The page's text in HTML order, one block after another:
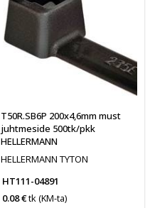
T50R.SB6P 200x4,6mm must
juhtmeside 500tk/pkk
HELLERMANN
HELLERMANN TYTON
HT111-04891
0.08 €tk(KM-ta)